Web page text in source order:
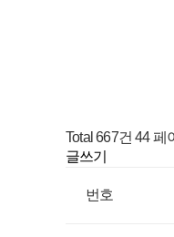
Total 667건 44 페
글쓰기
번호